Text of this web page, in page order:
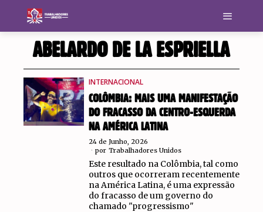
ABELARDO DE LA ESPRIELLA
INTERNACIONAL
COLÔMBIA: MAIS UMA MANIFESTAÇÃO
DO FRACASSO DA CENTRO-ESQUERDA
NA AMÉRICA LATINA
24 de Junho, 2026
por Trabalhadores Unidos
Este resultado na Colômbia, tal como
outros que ocorreram recentemente
na América Latina, é uma expressão
do fracasso de um governo do
chamado "progressismo"